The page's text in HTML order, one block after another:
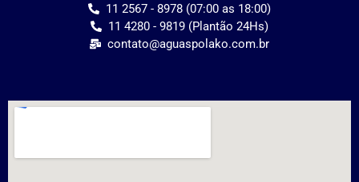
11 2567 - 8978 (07:00 as 18:00)
11 4280 - 9819 (Plantão 24Hs)
contato@aguaspolako.com.br